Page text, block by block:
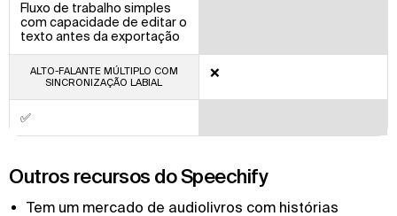
Fluxo de trabalho simples
com capacidade de editar o
texto antes da exportação
ALTO-FALANTE MÚLTIPLO COM
SINCRONIZAÇÃO LABIAL
❌
✅
Outros recursos do Speechify
Tem um mercado de audiolivros com histórias